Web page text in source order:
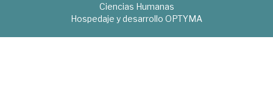
Ciencias Humanas
Hospedaje y desarrollo OPTYMA